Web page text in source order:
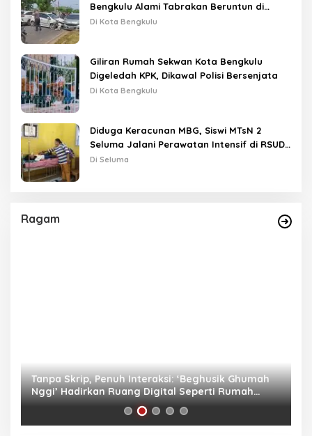
Bengkulu Alami Tabrakan Beruntun di
Lampu Merah
Di Kota Bengkulu
Giliran Rumah Sekwan Kota Bengkulu
Digeledah KPK, Dikawal Polisi Bersenjata
Di Kota Bengkulu
Diduga Keracunan MBG, Siswi MTsN 2
Seluma Jalani Perawatan Intensif di RSUD
Tais
Di Seluma
Ragam
Tanpa Skrip, Penuh Interaksi: ‘Beghusik Ghumah
Nggi’ Hadirkan Ruang Digital Seperti Rumah
Sendiri